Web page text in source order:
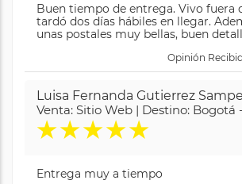
Buen tiempo de entrega. Vivo fuera
tardó dos días hábiles en llegar.
unas postales muy bellas, buen
Opinión
Luisa Fernanda Gutierrez
Venta: Sitio Web | Destino: Bogotá
★★★★★
Entrega muy a tiempo